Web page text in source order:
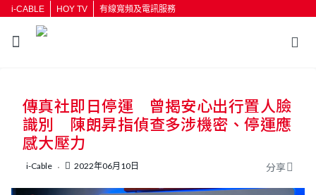
i-CABLE HOY TV 有線寬頻及電訊服務
按輸入鍵開始搜尋
傳真社即日停運 曾揭安心出行置人臉
識別 陳朗昇指偵查多涉機密、停運應
感大壓力
i-Cable 2022年06月10日 分享